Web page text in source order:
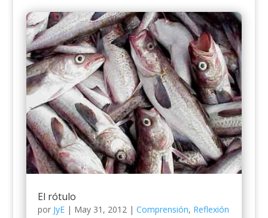
El rótulo
por JyE| May 31, 2012 | Comprensión, Reflexión